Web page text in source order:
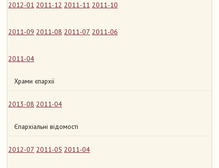
2012-01 2011-12 2011-11 2011-10
2011-09 2011-08 2011-07 2011-06
2011-04
Храми єпархії
2013-08 2011-04
Єпархіальні відомості
2012-07 2011-05 2011-04